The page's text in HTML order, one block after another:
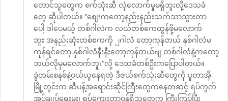
တောင်သူတွေက စက်သုံးဆီ လုံလောက်မှုမရှိဘူးလို့ဒေသခံ
တွေ ဆိုပါတယ်။ “စျေးကတော့နည်းနည်းသက်သာသွားတာ
ပေါ့ ဒါပေမယ့် တစ်ဂါလံက လယ်တစ်ဧကထွန်ဖို့မလောက်
ဘူး အနည်းဆုံးတစ်ဧကကို ၂ဂါလံ တော့ကုန်တယ် နှစ်ဂါလံမ
ကုန်ရင်တော့ နှစ်ဂါလံနီးနီးတော့ကုန်တယ်ဗျ တစ်ဂါလံနဲ့ကတော့
ဘယ်လိုမှမလောက်ဘူး”လို့ ဒေသခံတစ်ဦးကပြောပါတယ်။
ခွဲတမ်းစနစ်နဲ့ဝယ်ယူနေရတဲ့ ဒီဇယ်စက်သုံးဆီတွေကို ပူတာအို
မြို့တွင်းက ဆီပန့်အရောင်းဆိုင်ကြီးတွေကနေတဆင့် ရပ်ကွက်
အုပ်ချုပ်ရေးမှူး၊ ရပ်ကျေးတာဝန်ရှိသူတွေက ကြီးကြပ်ပြီး